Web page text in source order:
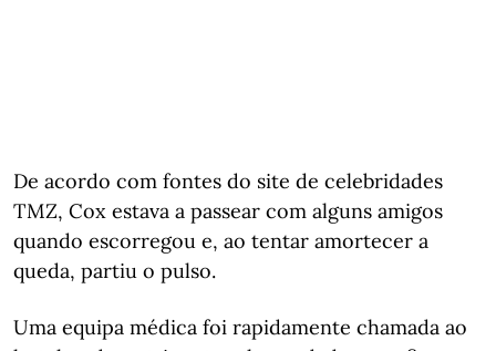
De acordo com fontes do site de celebridades
TMZ, Cox estava a passear com alguns amigos
quando escorregou e, ao tentar amortecer a
queda, partiu o pulso.
Uma equipa médica foi rapidamente chamada ao